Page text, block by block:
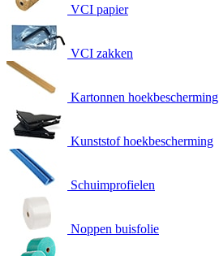
VCI papier
VCI zakken
Kartonnen hoekbescherming
Kunststof hoekbescherming
Schuimprofielen
Noppen buisfolie